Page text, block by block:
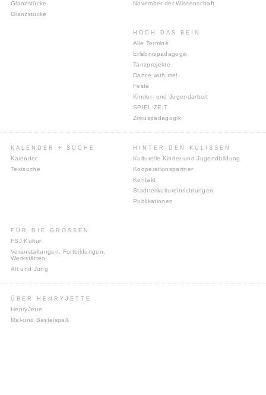
Glanzstücke
Glanzstücke
November der Wissenschaft
HOCH DAS BEIN
Alle Termine
Erlebnispädagogik
Tanzprojekte
Dance with me!
Feste
Kinder- und Jugendarbeit
SPIEL:ZEIT
Zirkuspädagogik
KALENDER + SUCHE
Kalender
Textsuche
HINTER DEN KULISSEN
Kulturelle Kinder-und Jugendbildung
Kooperationspartner
Kontakt
Stadtteilkultureinrichtungen
Publikationen
FÜR DIE GROSSEN
FSJ Kultur
Veranstaltungen, Fortbildungen,
Werkstätten
Alt und Jung
ÜBER HENRYJETTE
HenryJette
Mal-und Bastelspaß